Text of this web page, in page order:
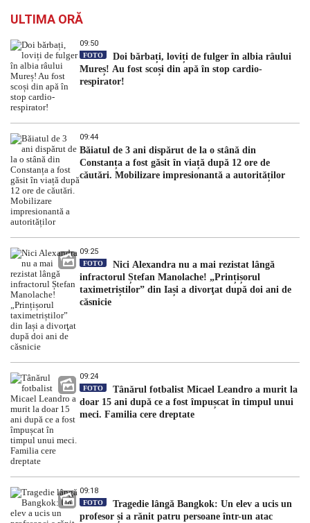
ULTIMA ORĂ
09:50
FOTO
Doi bărbați, loviți de fulger în albia râului
Mureș! Au fost scoși din apă în stop cardio-
respirator!
09:44
Băiatul de 3 ani dispărut de la o stână din
Constanța a fost găsit în viață după 12 ore de
căutări. Mobilizare impresionantă a autorităților
09:25
FOTO
Nici Alexandra nu a mai rezistat lângă
infractorul Ștefan Manolache! „Prințișorul
taximetriștilor” din Iași a divorţat după doi ani de
căsnicie
09:24
FOTO
Tânărul fotbalist Micael Leandro a murit la
doar 15 ani după ce a fost împușcat în timpul unui
meci. Familia cere dreptate
09:18
FOTO
Tragedie lângă Bangkok: Un elev a ucis un
profesor și a rănit patru persoane într-un atac